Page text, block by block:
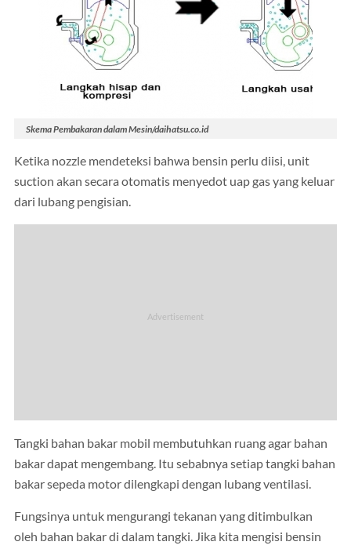
Skema Pembakaran dalam Mesin/daihatsu.co.id
Ketika nozzle mendeteksi bahwa bensin perlu diisi, unit
suction akan secara otomatis menyedot uap gas yang keluar
dari lubang pengisian.
Tangki bahan bakar mobil membutuhkan ruang agar bahan
bakar dapat mengembang. Itu sebabnya setiap tangki bahan
bakar sepeda motor dilengkapi dengan lubang ventilasi.
Fungsinya untuk mengurangi tekanan yang ditimbulkan
oleh bahan bakar di dalam tangki. Jika kita mengisi bensin